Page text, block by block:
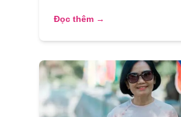
Đọc thêm →